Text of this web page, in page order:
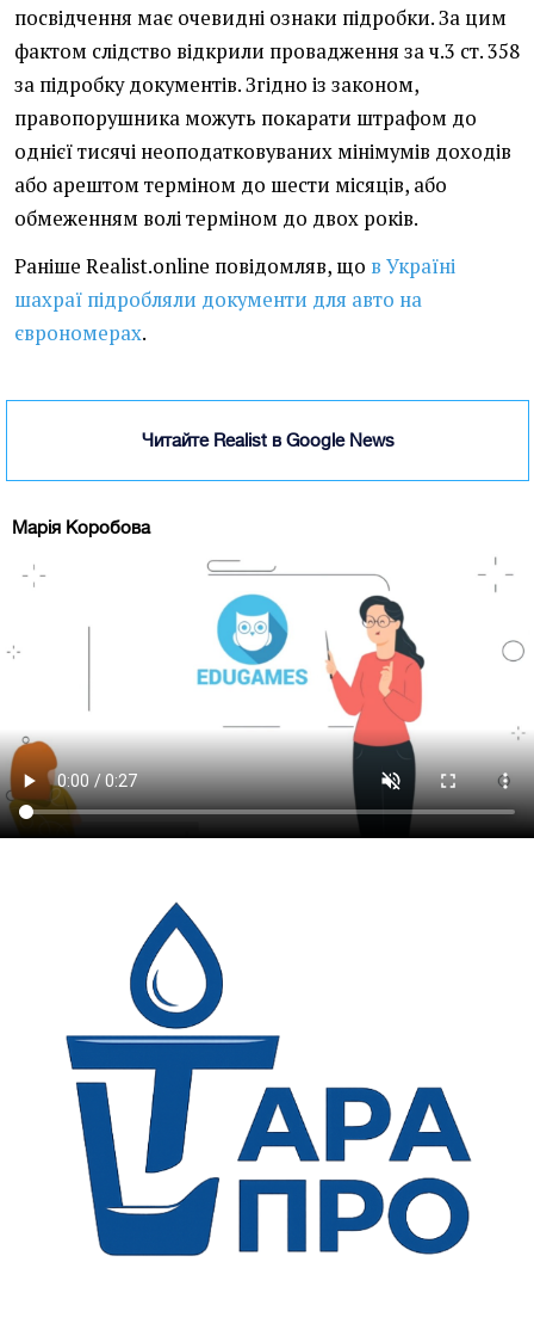
посвідчення має очевидні ознаки підробки. За цим
фактом слідство відкрили провадження за ч.3 ст. 358
за підробку документів. Згідно із законом,
правопорушника можуть покарати штрафом до
однієї тисячі неоподатковуваних мінімумів доходів
або арештом терміном до шести місяців, або
обмеженням волі терміном до двох років.
Раніше Realist.online повідомляв, що в Україні
шахраї підробляли документи для авто на
єврономерах.
Читайте Realist в Google News
Марія Коробова